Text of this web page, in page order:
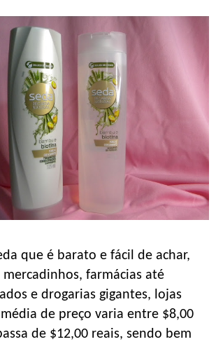
que é barato e fácil de achar,
farmácias até
e drogarias gigantes, lojas
de preço varia entre $8,00
de $12,00 reais, sendo bem